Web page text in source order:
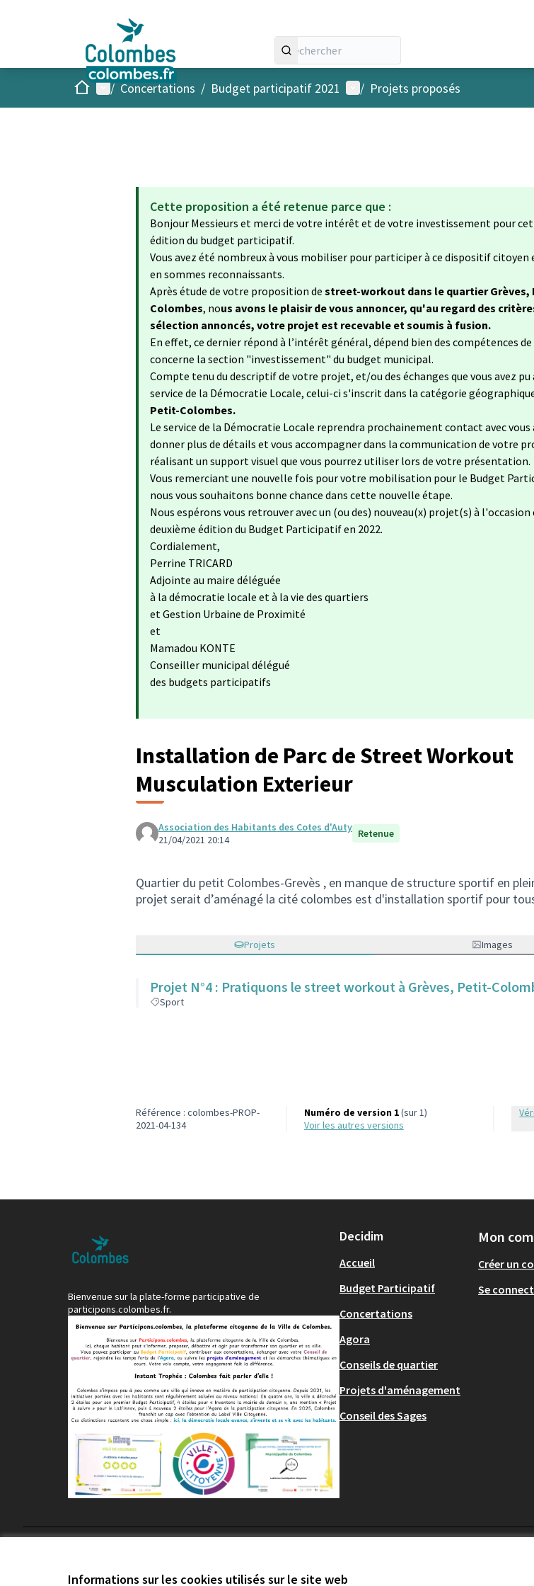
Informations sur les cookies utilisés sur le site web
AccueilMenu principal
/ Concertations / Budget participatif 2021 Menu utilisateur
/ Projets proposés
Cette proposition a été retenue parce que :
Bonjour Messieurs et merci de votre intérêt et de votre investissement pour
édition du budget participatif.
Vous avez été nombreux à vous mobiliser pour participer à ce dispositif citoyen
en sommes reconnaissants.
Après étude de votre proposition de street-workout dans le quartier Grèves,
Colombes, nous avons le plaisir de vous annoncer, qu'au regard des
sélection annoncés, votre projet est recevable et soumis à fusion.
En effet, ce dernier répond à l’intérêt général, dépend bien des compétences
concerne la section "investissement" du budget municipal.
Compte tenu du descriptif de votre projet, et/ou des échanges que vous avez pu
service de la Démocratie Locale, celui-ci s'inscrit dans la catégorie
Petit-Colombes.
Le service de la Démocratie Locale reprendra prochainement contact avec vous
donner plus de détails et vous accompagner dans la communication de votre
réalisant un support visuel que vous pourrez utiliser lors de votre présentation.
Vous remerciant une nouvelle fois pour votre mobilisation pour le Budget
nous vous souhaitons bonne chance dans cette nouvelle étape.
Nous espérons vous retrouver avec un (ou des) nouveau(x) projet(s) à l'occasion
deuxième édition du Budget Participatif en 2022.
Cordialement,
Perrine TRICARD
Adjointe au maire déléguée
à la démocratie locale et à la vie des quartiers
et Gestion Urbaine de Proximité
et
Mamadou KONTE
Conseiller municipal délégué
des budgets participatifs
Installation de Parc de Street Workout
Musculation Exterieur
Association des Habitants des Cotes d'Auty
21/04/2021 20:14
Retenue
Quartier du petit Colombes-Grevès , en manque de structure sportif en
projet serait d’aménagé la cité colombes est d'installation sportif pour
Projets Images
Projet N°4 : Pratiquons le street workout à Grèves, Petit-
Sport
Référence : colombes-PROP-
2021-04-134
Numéro de version 1(sur 1)
voir les autres versions
Vérifiez l'empreinte
Bienvenue sur la plate-forme participative de
participons.colombes.fr.
Decidim
Accueil
Budget Participatif
Concertations
Agora
Conseils de quartier
Projets d'aménagement
Conseil des Sages
Mon
Créer un
Se